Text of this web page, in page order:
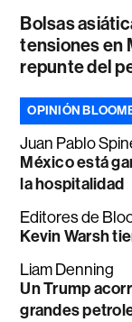
Bolsas
tensiones en
repunte del
OPINIÓN
Juan Pablo
México está
la hospitalidad
Editores de
Kevin Warsh
Liam Denning
Un Trump
grandes